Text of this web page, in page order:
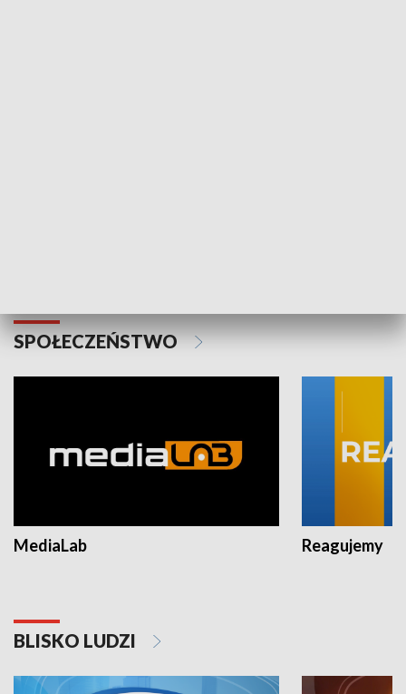
SPOŁECZEŃSTWO
MediaLab Reagujemy
BLISKO LUDZI